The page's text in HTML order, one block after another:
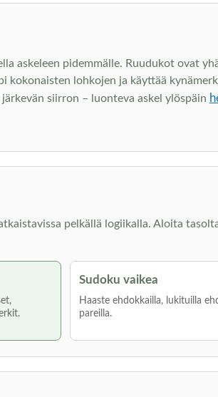
askeleen pidemmälle. Ruudukot ovat
lohkojen ja käyttää
siirron – luonteva askel ylöspäin
pelkällä logiikalla. Aloita
Sudoku vaikea
Haaste ehdokkailla, lukituilla
pareilla.